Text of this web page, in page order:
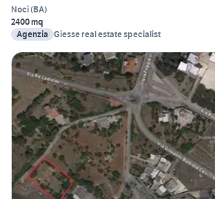
Noci(BA)
2400 mq
Agenzia Giesse real estate specialist